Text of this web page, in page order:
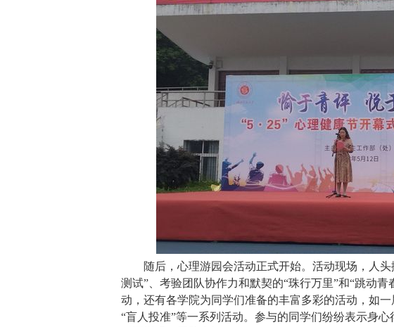
随后，心理游园会活动正式开始。 活动现场，人
测试”
考验团队协作力和默契的“珠行万里”和“跳动
动，还有各学院为同学们准备的丰富多彩的活动 ， 如一
“盲人投准”等一系列活动。 参与的同学们纷纷表示身心